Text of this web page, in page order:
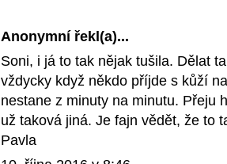
Anonymní řekl(a)...
Soni, i já to tak nějak tušila. Dělat
vždycky když někdo příjde s kůží
nestane z minuty na minutu. Přeju
už taková jiná. Je fajn vědět, že to
Pavla